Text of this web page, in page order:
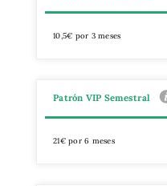
10,5€ por 3 meses
Patrón VIP Semestral
21€ por 6 meses